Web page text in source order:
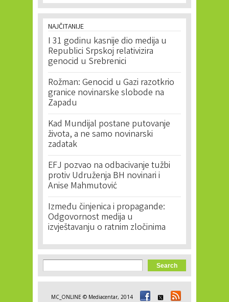
NAJČITANIJE
I 31 godinu kasnije dio medija u
Republici Srpskoj relativizira
genocid u Srebrenici
Rožman: Genocid u Gazi razotkrio
granice novinarske slobode na
Zapadu
Kad Mundijal postane putovanje
života, a ne samo novinarski
zadatak
EFJ pozvao na odbacivanje tužbi
protiv Udruženja BH novinari i
Anise Mahmutović
Između činjenica i propagande:
Odgovornost medija u
izvještavanju o ratnim zločinima
Search form
Search
MC_ONLINE © Mediacentar, 2014